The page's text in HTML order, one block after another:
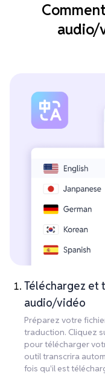
audio/
Téléchargez et
audio/vidéo
Préparez votre
traduction. Cliquez
pour télécharger
outil transcrira
fois qu'il est